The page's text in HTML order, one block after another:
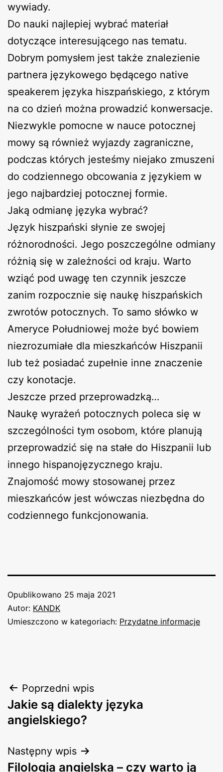
wywiady.
Do nauki najlepiej wybrać materiał
dotyczące interesującego nas tematu.
Dobrym pomysłem jest także znalezienie
partnera językowego będącego native
speakerem języka hiszpańskiego, z którym
na co dzień można prowadzić konwersacje.
Niezwykle pomocne w nauce potocznej
mowy są również wyjazdy zagraniczne,
podczas których jesteśmy niejako zmuszeni
do codziennego obcowania z językiem w
jego najbardziej potocznej formie.
Jaką odmianę języka wybrać?
Język hiszpański słynie ze swojej
różnorodności. Jego poszczególne odmiany
różnią się w zależności od kraju. Warto
wziąć pod uwagę ten czynnik jeszcze
zanim rozpocznie się naukę hiszpańskich
zwrotów potocznych. To samo słówko w
Ameryce Południowej może być bowiem
niezrozumiałe dla mieszkańców Hiszpanii
lub też posiadać zupełnie inne znaczenie
czy konotacje.
Jeszcze przed przeprowadzką…
Naukę wyrażeń potocznych poleca się w
szczególności tym osobom, które planują
przeprowadzić się na stałe do Hiszpanii lub
innego hispanojęzycznego kraju.
Znajomość mowy stosowanej przez
mieszkańców jest wówczas niezbędna do
codziennego funkcjonowania.
Opublikowano 25 maja 2021
Autor: KANDK
Umieszczono w kategoriach: Przydatne informacje
Nawigacja
wpisu
Poprzedni wpis
Jakie są dialekty języka
angielskiego?
Następny wpis
Filologia angielska – czy warto ją